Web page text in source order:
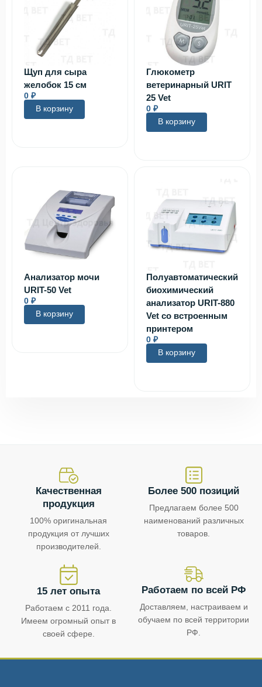
Щуп для сыра
желобок 15 см
0 ₽
В корзину
Глюкометр
ветеринарный URIT
25 Vet
0 ₽
В корзину
Анализатор мочи
URIT-50 Vet
0 ₽
В корзину
Полуавтоматический
биохимический
анализатор URIT-880
Vet со встроенным
принтером
0 ₽
В корзину
Качественная
продукция
100% оригинальная
продукция от лучших
производителей.
Более 500 позиций
Предлагаем более 500
наименований различных
товаров.
15 лет опыта
Работаем с 2011 года.
Имеем огромный опыт в
своей сфере.
Работаем по всей РФ
Доставляем, настраиваем и
обучаем по всей территории
РФ.